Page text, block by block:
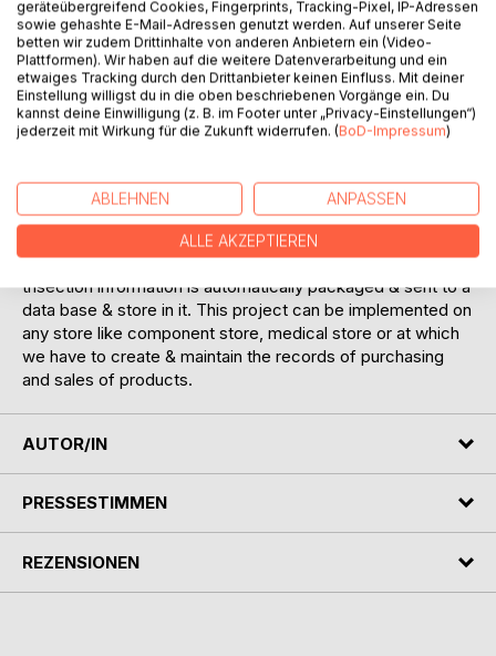
addition to recording the identity of an object, RFID
technology also documents its current status, recent past,
and immediate future. Using modern identification
techniques, production systems can now produce variants
of a product, or even different products, at a batch size of
one. A product with an RFID tag can be viewed as an
approaches for making intelligent products.
Digital receipt system is a conceptual prototype of
paperless receipt. The basic idea is when we making a
purchase with cash, magnetic card or RFID card the
trisection information is automatically packaged & sent to a
data base & store in it. This project can be implemented on
any store like component store, medical store or at which
we have to create & maintain the records of purchasing
and sales of products.
AUTOR/IN
PRESSESTIMMEN
REZENSIONEN
geräteübergreifend Cookies, Fingerprints, Tracking-Pixel, IP-Adressen
sowie gehashte E-Mail-Adressen genutzt werden. Auf unserer Seite
betten wir zudem Drittinhalte von anderen Anbietern ein (Video-
Plattformen). Wir haben auf die weitere Datenverarbeitung und ein
etwaiges Tracking durch den Drittanbieter keinen Einfluss. Mit deiner
Einstellung willigst du in die oben beschriebenen Vorgänge ein. Du
kannst deine Einwilligung (z. B. im Footer unter „Privacy-Einstellungen“)
jederzeit mit Wirkung für die Zukunft widerrufen. (BoD-Impressum)
ABLEHNEN ANPASSEN
ALLE AKZEPTIEREN